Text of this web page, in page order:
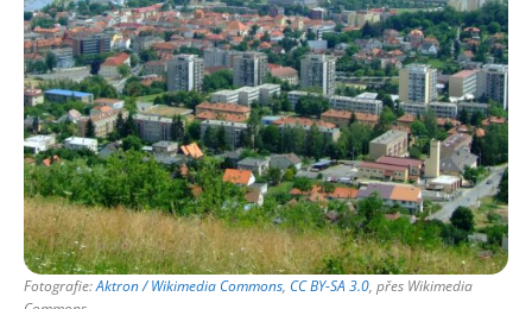
Fotografie:Aktron / Wikimedia Commons, CC BY-SA 3.0, přes Wikimedia